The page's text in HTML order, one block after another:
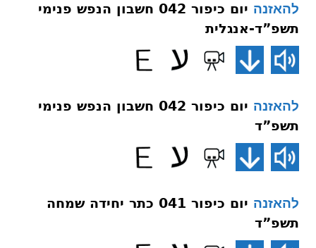
להאזנה
יום כיפור 042 חשבון הנפש פנימי
תשפ”ד-אנגלית
להאזנה
יום כיפור 042 חשבון הנפש פנימי
תשפ”ד
להאזנה
יום כיפור 041 כתר יחידה שמחה
תשפ”ד